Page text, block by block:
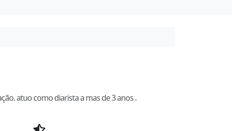
atuo como diarista a mas de 3 anos .